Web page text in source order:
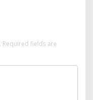
Required fields are